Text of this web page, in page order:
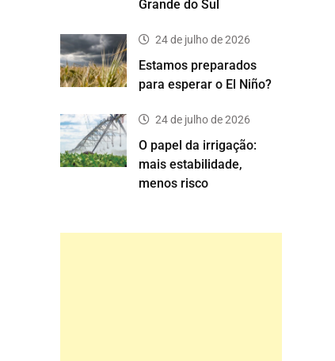
Grande do Sul
24 de julho de 2026
Estamos preparados
para esperar o El Niño?
24 de julho de 2026
O papel da irrigação:
mais estabilidade,
menos risco